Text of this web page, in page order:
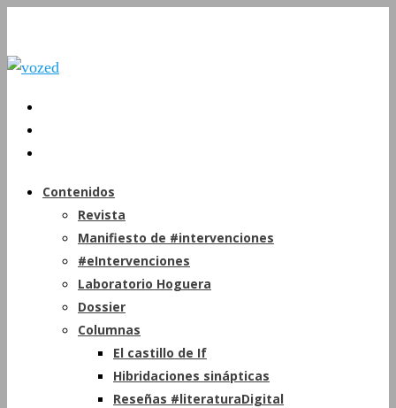
Contenidos
Revista
Manifiesto de #intervenciones
#eIntervenciones
Laboratorio Hoguera
Dossier
Columnas
El castillo de If
Hibridaciones sinápticas
Reseñas #literaturaDigital